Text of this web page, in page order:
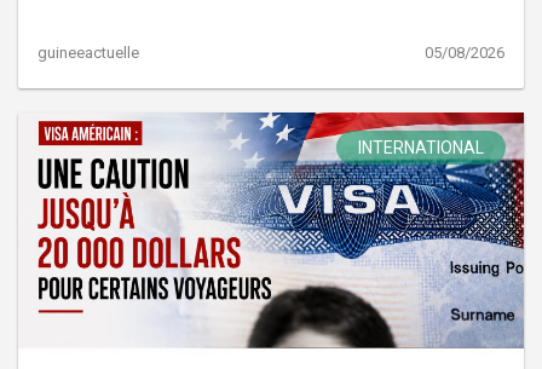
guineeactuelle 05/08/2026
INTERNATIONAL